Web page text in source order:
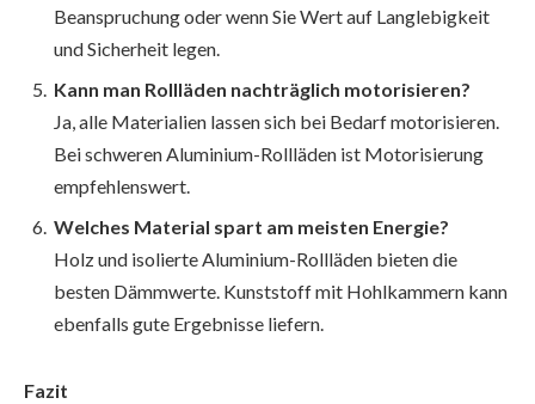
Beanspruchung oder wenn Sie Wert auf Langlebigkeit
und Sicherheit legen.
Kann man Rollläden nachträglich motorisieren?
Ja, alle Materialien lassen sich bei Bedarf motorisieren.
Bei schweren Aluminium-Rollläden ist Motorisierung
empfehlenswert.
Welches Material spart am meisten Energie?
Holz und isolierte Aluminium-Rollläden bieten die
besten Dämmwerte. Kunststoff mit Hohlkammern kann
ebenfalls gute Ergebnisse liefern.
Fazit